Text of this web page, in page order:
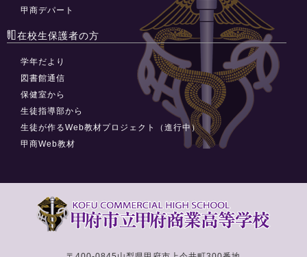
甲商デパート
在校生保護者の方
学年だより
図書館通信
保健室から
生徒指導部から
生徒が作るWeb教材プロジェクト（進行中）
甲商Web教材